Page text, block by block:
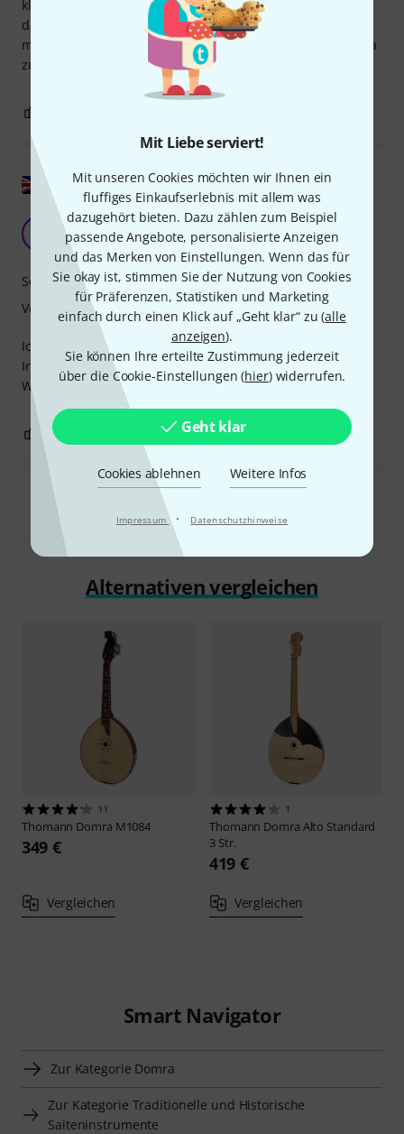
Mit Liebe serviert!
Mit unseren Cookies möchten wir Ihnen ein
fluffiges Einkaufserlebnis mit allem was
dazugehört bieten. Dazu zählen zum Beispiel
passende Angebote, personalisierte Anzeigen
und das Merken von Einstellungen. Wenn das für
Sie okay ist, stimmen Sie der Nutzung von Cookies
für Präferenzen, Statistiken und Marketing
einfach durch einen Klick auf „Geht klar“ zu (alle
anzeigen).
Sie können Ihre erteilte Zustimmung jederzeit
über die Cookie-Einstellungen (hier) widerrufen.
Geht klar
Cookies ablehnen Weitere Infos
Impressum · Datenschutzhinweise
klar, dass es nicht meinen Bedürfnissen entspricht (und
dass ich nicht so gut bin). Ich werde weiterhin versuchen,
meine Mandoline bei Bedarf wie eine Domra oder Balalaika
zu spielen.
Original zeigen
Russische Domra
ChrisAyling 21.06.2018
Ich bin mit der Gesamtqualität und dem Klang des
Instruments sehr zufrieden. Ich spiele damit irische und
Weltmusik.
Sound
Verarbeitung
BEWERTUNG MELDEN
Alle Bewertungen lesen
Alternativen vergleichen
11
Thomann Domra M1084
349 €
Vergleichen
1
Thomann Domra Alto Standard
3 Str.
419 €
Vergleichen
Smart Navigator
Zur Kategorie Domra
Zur Kategorie Traditionelle und Historische
Saiteninstrumente